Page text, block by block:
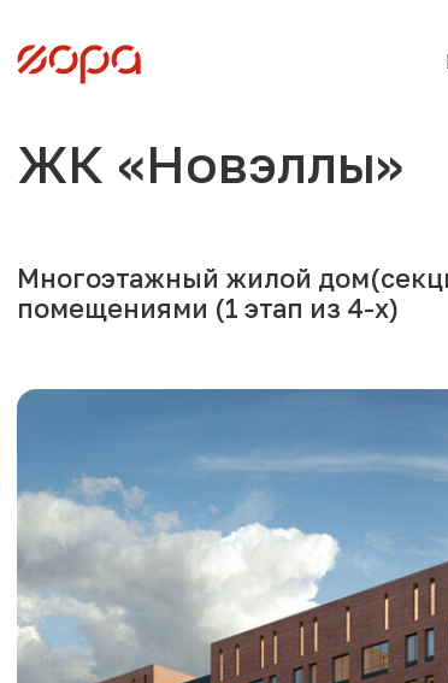
ЖК «Новэллы»
Многоэтажный жилой
помещениями (1 этап из 4-х)